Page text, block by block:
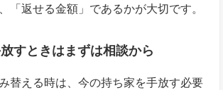
「返せる金額」であるかが大切です。
すときはまずは相談から
替える時は、今の持ち家を手放す必要